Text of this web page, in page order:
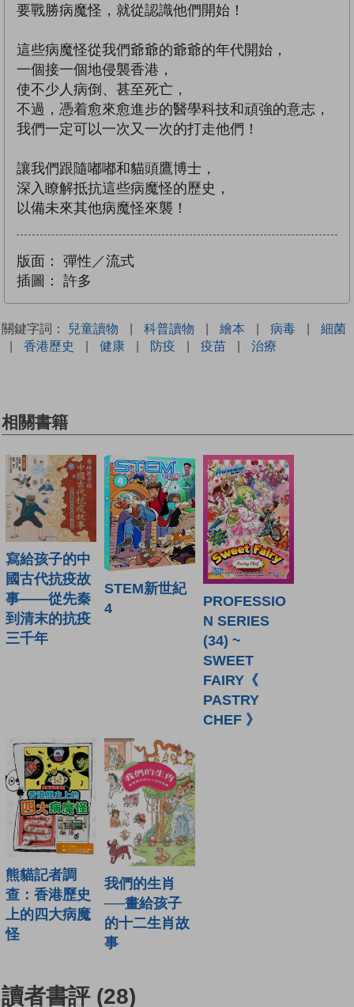
要戰勝病魔怪，就從認識他們開始！
這些病魔怪從我們爺爺的爺爺的年代開始，
一個接一個地侵襲香港，
使不少人病倒、甚至死亡，
不過，憑着愈來愈進步的醫學科技和頑強的意志，
我們一定可以一次又一次的打走他們！
讓我們跟隨嘟嘟和貓頭鷹博士，
深入瞭解抵抗這些病魔怪的歷史，
以備未來其他病魔怪來襲！
版面：
彈性／流式
插圖：
許多
關鍵字詞： 兒童讀物 | 科普讀物 | 繪本 | 病毒 |
細菌
|
香港歷史 | 健康 | 防疫 | 疫苗 | 治療
相關書籍
寫給孩子的中
國古代抗疫故
事——從先秦
到清末的抗疫
三千年
STEM新世紀
4
PROFESSIO
N SERIES
(34) ~
SWEET
FAIRY《
PASTRY
CHEF 》
熊貓記者調
查：香港歷史
上的四大病魔
怪
我們的生肖
──畫給孩子
的十二生肖故
事
讀者書評 (28)